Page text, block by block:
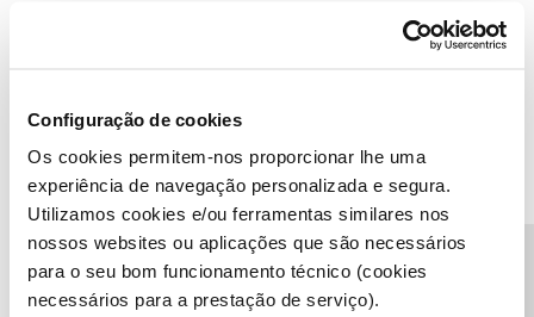
Configuração de cookies
Os cookies permitem-nos proporcionar lhe uma
experiência de navegação personalizada e segura.
Utilizamos cookies e/ou ferramentas similares nos
nossos websites ou aplicações que são necessários
para o seu bom funcionamento técnico (cookies
necessários para a prestação de serviço).
será melhor virem trocar, urgentemente, porque não posso estar
Boa tarde,@ANyues.
Lamentamos a situação. Dê-nos, por favor, a oportunidade de
ajudar.